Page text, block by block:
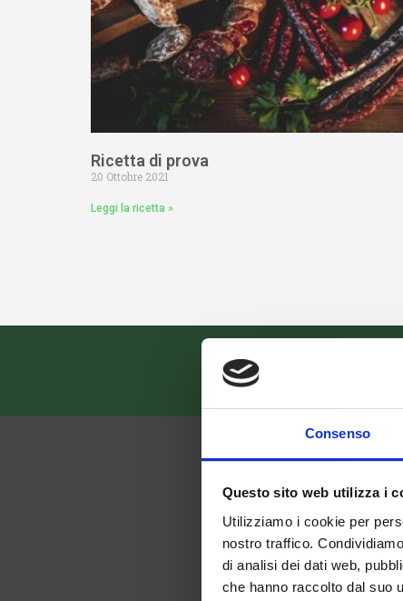
Consenso
Questo sito web utilizza i
Utilizziamo i cookie per
nostro traffico.
di analisi dei dati web,
che hanno raccolto dal suo
Ricetta di prova
20 Ottobre 2021
Leggi la ricetta »